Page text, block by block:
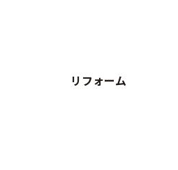
リフォーム